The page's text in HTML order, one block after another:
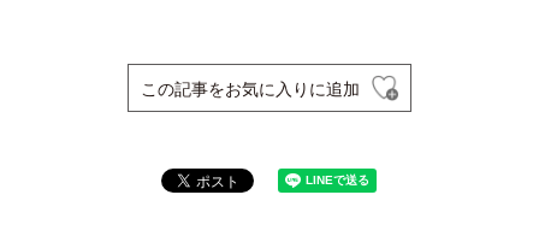
この記事をお気に入りに追加